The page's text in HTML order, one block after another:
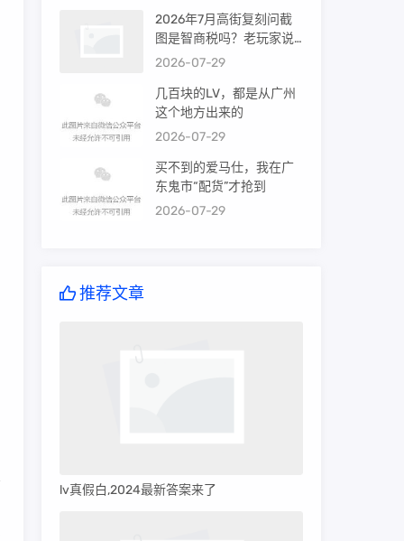
2026年7月高街复刻问截
图是智商税吗？老玩家说
出真相
2026-07-29
几百块的LV，都是从广州
这个地方出来的
2026-07-29
买不到的爱马仕，我在广
东鬼市“配货”才抢到
2026-07-29
推荐文章
lv真假白,2024最新答案来了